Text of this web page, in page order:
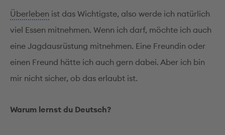
Überleben ist das Wichtigste, also werde ich natürlich
viel Essen mitnehmen. Wenn ich darf, möchte ich auch
eine Jagdausrüstung mitnehmen. Eine Freundin oder
einen Freund hätte ich auch gern dabei. Aber ich bin
mir nicht sicher, ob das erlaubt ist.
Warum lernst du Deutsch?